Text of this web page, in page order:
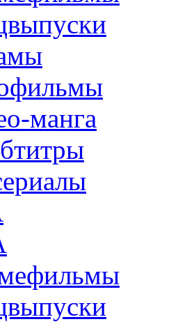
манга